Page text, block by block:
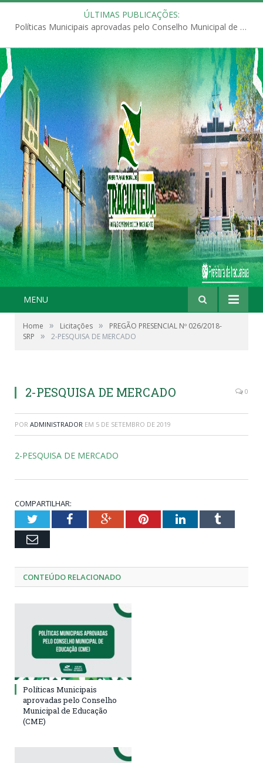
ÚLTIMAS PUBLICAÇÕES:
Políticas Municipais aprovadas pelo Conselho Municipal de Educação (CME)
MENU
Home » Licitações »
PREGÃO PRESENCIAL Nº 026/2018-
SRP
» 2-PESQUISA DE MERCADO
2-PESQUISA DE MERCADO 0
POR ADMINISTRADOR EM 5 DE SETEMBRO DE 2019
2-PESQUISA DE MERCADO
COMPARTILHAR:
TwitterFacebookGoogle+PinterestLinkedInTumblr
Email
CONTEÚDO RELACIONADO
Políticas Municipais
aprovadas pelo Conselho
Municipal de Educação
(CME)